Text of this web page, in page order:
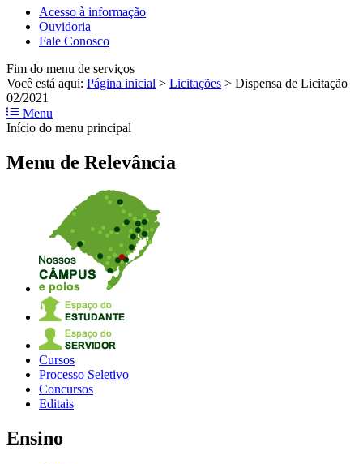
Acesso à informação
Ouvidoria
Fale Conosco
Fim do menu de serviços
Você está aqui: Página inicial > Licitações > Dispensa de Licitação
02/2021
Menu
Início do menu principal
Menu de Relevância
Cursos
Processo Seletivo
Concursos
Editais
Ensino